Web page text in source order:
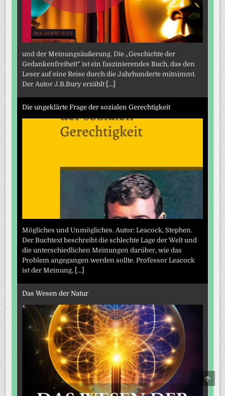
und der Meinungsäußerung. Die „Geschichte der
Gedankenfreiheit“ ist ein faszinierendes Buch, das den
Leser auf eine Reise durch die Jahrhunderte mitnimmt.
Der Autor J.B.Bury erzählt [...]
Die ungeklärte Frage der sozialen Gerechtigkeit
Mögliches und Unmögliches. Autor: Leacock, Stephen.
Der Buchtext beschreibt die schlechte Lage der Welt und
die unterschiedlichen Meinungen darüber, wie das
Problem angegangen werden sollte. Professor Leacock
ist der Meinung,
[...]
Das Wesen der Natur
TO
TOP